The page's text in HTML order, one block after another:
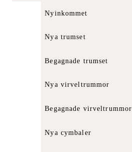
Nyinkommet
Nya trumset
Begagnade trumset
Nya virveltrummor
Begagnade virveltrummor
Nya cymbaler